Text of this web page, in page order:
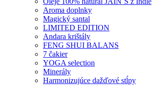
Aroma doplnky
Magický santal
LIMITED EDITION
Andara krištály
FENG SHUI BALANS
7 čakier
YOGA selection
Minerály
Harmonizujúce dažďové stĺpy